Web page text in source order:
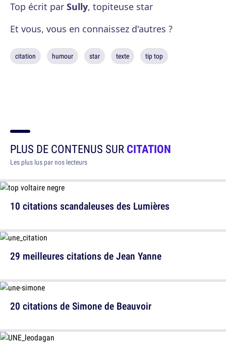
Top écrit par Sully, topiteuse star
Et vous, vous en connaissez d'autres ?
citation humour star texte tip top
PLUS DE CONTENUS SURCITATION
Les plus lus par nos lecteurs
10 citations scandaleuses des Lumières
20 citations de Simone de Beauvoir
29 meilleures citations de Jean Yanne